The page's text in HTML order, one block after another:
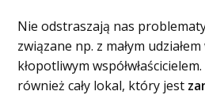
Nie odstraszają nas
związane np. z małym
kłopotliwym
również cały lokal, który jest